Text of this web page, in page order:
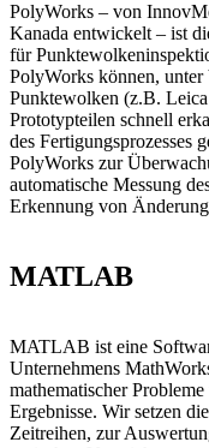
PolyWorks – von
Kanada entwickelt – ist
für
PolyWorks können,
Punktewolken (z.B.
Prototypteilen schnell
des Fertigungsprozesses
PolyWorks zur
automatische Messung
Erkennung von
MATLAB
MATLAB ist eine
Unternehmens
mathematischer
Ergebnisse. Wir setzen
Zeitreihen, zur